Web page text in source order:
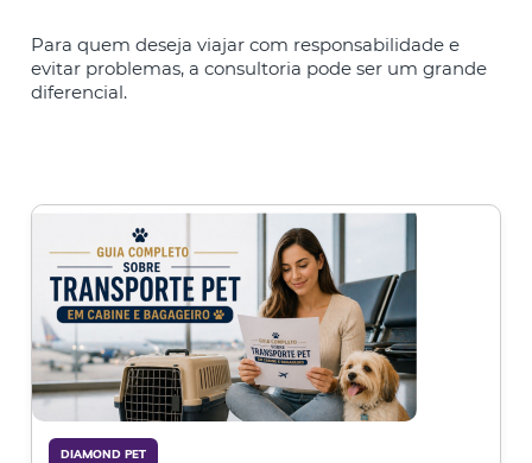
Para quem deseja viajar com responsabilidade e
evitar problemas, a consultoria pode ser um grande
diferencial.
DIAMOND PET